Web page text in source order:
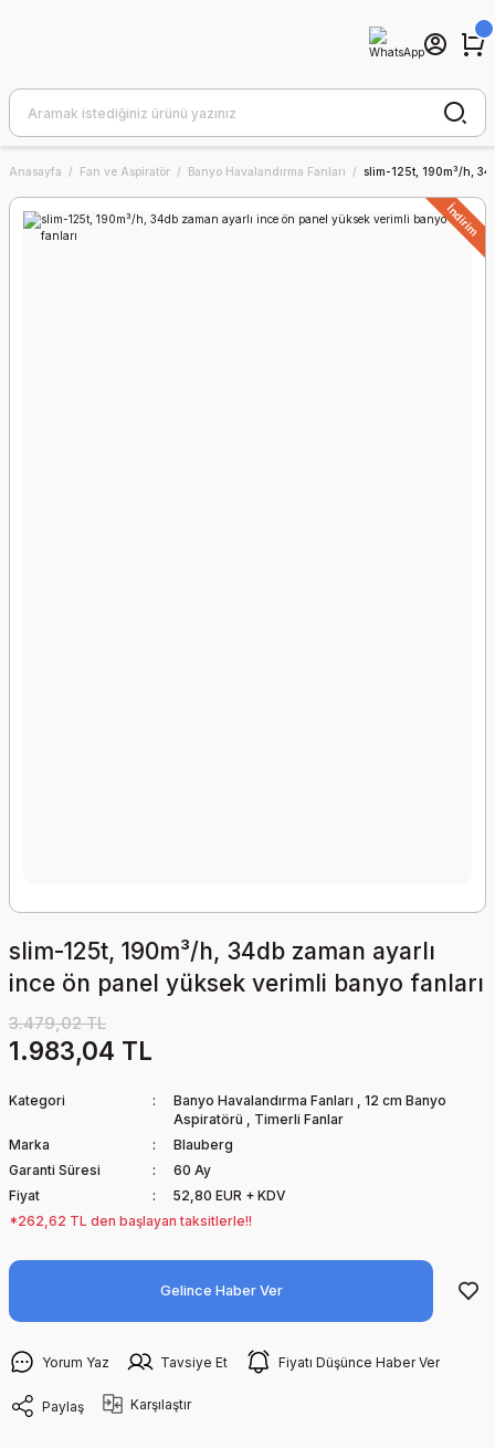
Anasayfa Fan ve Aspiratör Banyo Havalandırma Fanları slim-125t, 190m³/h,
İndirim
slim-125t, 190m³/h, 34db zaman ayarlı
ince ön panel yüksek verimli banyo fanları
3.479,02 TL
1.983,04 TL
Kategori Banyo Havalandırma Fanları , 12 cm Banyo
Aspiratörü , Timerli Fanlar
Marka
Blauberg
Garanti Süresi
60 Ay
Fiyat
52,80 EUR + KDV
*262,62 TL den başlayan taksitlerle!!
Gelince Haber Ver
Yorum Yaz Tavsiye Et Fiyatı Düşünce Haber Ver
Paylaş Karşılaştır